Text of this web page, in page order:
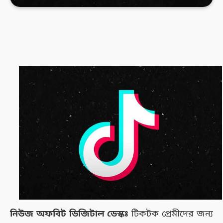
নিউজ অফবিট ডিজিটাল ডেস্কঃ টিকটক প্রেমীদের জন্য